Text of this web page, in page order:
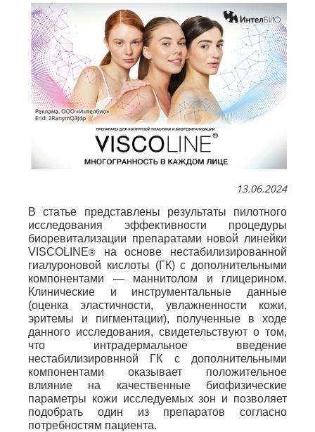
13.06.2024
В статье представлены результаты пилотного
исследования эффективности процедуры
биоревитализации препаратами новой линейки
VISCOLINE® на основе нестабилизированной
гиалуроновой кислоты (ГК) с дополнительными
компонентами — маннитолом и глицерином.
Клинические и инструментальные данные
(оценка эластичности, увлажненности кожи,
эритемы и пигментации), полученные в ходе
данного исследования, свидетельствуют о том,
что интрадермальное введение
нестабилизировнной ГК с дополнительными
компонентами оказывает положительное
влияние на качественные биофизические
параметры кожи исследуемых зон и позволяет
подобрать один из препаратов согласно
потребностям пациента.